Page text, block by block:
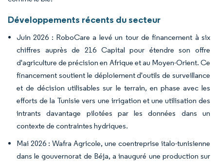
Développements récents du secteur
Juin 2026 : RoboCare a levé un tour de financement à six
chiffres auprès de 216 Capital pour étendre son offre
d'agriculture de précision en Afrique et au Moyen-Orient. Ce
financement soutient le déploiement d'outils de surveillance
et de décision utilisables sur le terrain, en phase avec les
efforts de la Tunisie vers une irrigation et une utilisation des
intrants davantage pilotées par les données dans un
contexte de contraintes hydriques.
Mai 2026 : Wafra Agricole, une coentreprise italo-tunisienne
dans le gouvernorat de Béja, a inauguré une production sur